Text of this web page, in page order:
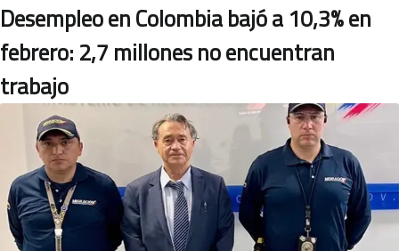
Desempleo en Colombia bajó a 10,3% en
febrero: 2,7 millones no encuentran
trabajo